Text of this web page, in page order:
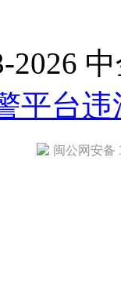
平台违
闽公网安备